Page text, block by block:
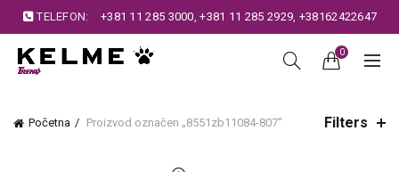
TELEFON: +381 11 285 3000,+381 11 285 2929, +38162422647
0
Početna Proizvod označen „8551zb11084-807“ Filters